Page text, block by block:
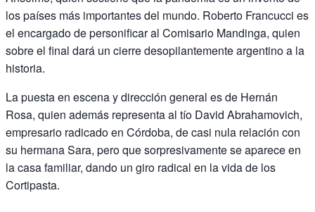
los países más importantes del mundo. Roberto Francucci es
el encargado de personificar al Comisario Mandinga, quien
sobre el final dará un cierre desopilantemente argentino a la
historia.
La puesta en escena y dirección general es de Hernán
Rosa, quien además representa al tío David Abrahamovich,
empresario radicado en Córdoba, de casi nula relación con
su hermana Sara, pero que sorpresivamente se aparece en
la casa familiar, dando un giro radical en la vida de los
Cortipasta.